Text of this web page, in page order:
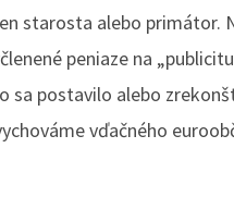
starosta alebo primátor.
peniaze na
sa postavilo alebo
vďačného